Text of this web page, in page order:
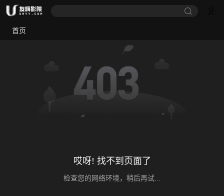
首页
哎呀! 找不到页面了
检查您的网络环境，稍后再试...